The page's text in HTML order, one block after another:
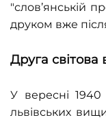
"слов’янській
друком вже
Друга світова
У вересні
львівських